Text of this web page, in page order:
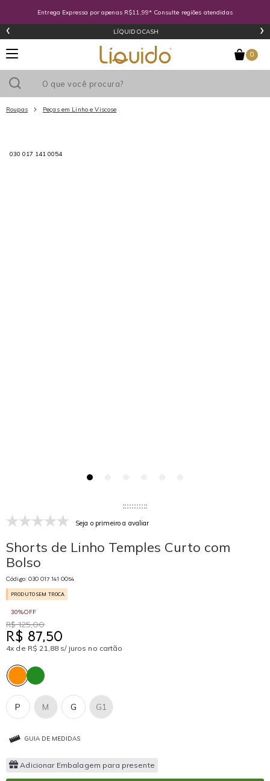
Entrega Expressa por apenas R$11,99* Consulte regiões atendidas
LÍQUIDOCASH
‹ ›
0
Roupas Peças em Linho e Viscose
030 017 141 0054
Seja o primeiro a avaliar
Shorts de Linho Temples Curto com
Bolso
Código: 030 017 141 0054
PRODUTO SEM TROCA
30%OFF
R$ 125,00
R$ 87,50
4x de R$ 21,88 s/ juros no cartão
P G1
M G
GUIA DE MEDIDAS
Adicionar Embalagem para presente